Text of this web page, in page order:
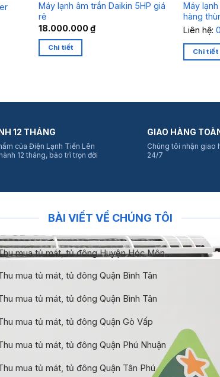
Máy lạnh âm trần Daikin 5HP giá
rẻ
18.000.000₫
Chi tiết
Máy
hàng
Liên hệ:
Chi tiết
12 THÁNG
của Điện Lạnh Tiến Lên
12 tháng, bảo trì trọn đời
GIAO HÀNG
Chúng tôi nhận giao
24/7
BÀI VIẾT VỀ CHÚNG TÔI
mua tủ mát, tủ đông Huyện Hóc Môn
mua tủ mát, tủ đông Quận Bình Tân
mua tủ mát, tủ đông Quận Bình Tân
mua tủ mát, tủ đông Quận Gò Vấp
mua tủ mát, tủ đông Quận Phú Nhuận
mua tủ mát, tủ đông Quận Tân Phú